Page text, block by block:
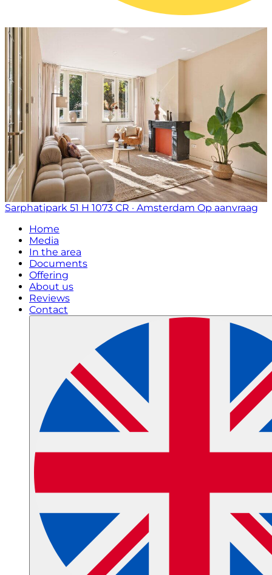
Sarphatipark 51 H 1073 CR · Amsterdam Op aanvraag
Home
Media
In the area
Documents
Offering
About us
Reviews
Contact